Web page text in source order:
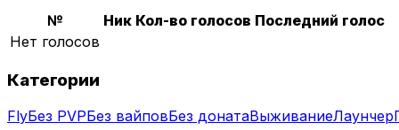
№ Ник Кол-во голосов Последний голос
Нет голосов
Категории
FlyБез PVPБез вайповБез донатаВыживаниеЛаунчер